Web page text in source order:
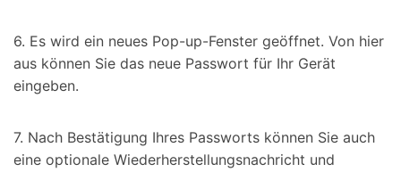
6. Es wird ein neues Pop-up-Fenster geöffnet. Von hier
aus können Sie das neue Passwort für Ihr Gerät
eingeben.
7. Nach Bestätigung Ihres Passworts können Sie auch
eine optionale Wiederherstellungsnachricht und